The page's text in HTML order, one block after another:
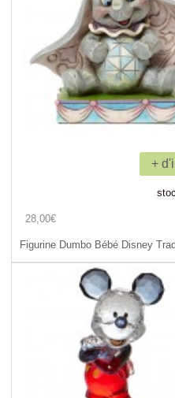
+
28,00€
Figurine Dumbo Bébé Disney